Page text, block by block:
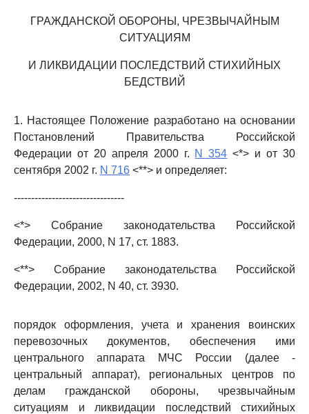
ГРАЖДАНСКОЙ ОБОРОНЫ, ЧРЕЗВЫЧАЙНЫМ
СИТУАЦИЯМ
И ЛИКВИДАЦИИ ПОСЛЕДСТВИЙ СТИХИЙНЫХ
БЕДСТВИЙ
1. Настоящее Положение разработано на основании
Постановлений Правительства Российской
Федерации от 20 апреля 2000 г. N 354 <*> и от 30
сентября 2002 г. N 716 <**> и определяет:
--------------------------------
<*> Собрание законодательства Российской
Федерации, 2000, N 17, ст. 1883.
<**> Собрание законодательства Российской
Федерации, 2002, N 40, ст. 3930.
порядок оформления, учета и хранения воинских
перевозочных документов, обеспечения ими
центрального аппарата МЧС России (далее -
центральный аппарат), региональных центров по
делам гражданской обороны, чрезвычайным
ситуациям и ликвидации последствий стихийных